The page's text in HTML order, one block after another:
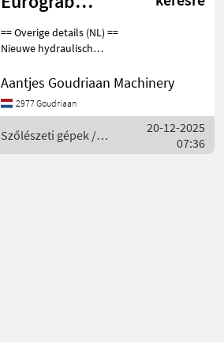
heggenschaar
== Overige details (NL) ==
Nieuwe hydraulisch
Haagknipper in diverse
breedtes. SK150-2 150 cm
breed, knipdiameter max
Aantjes Goudriaan Machinery
2977 Goudriaan
Szőlészeti gépek /
Sonstige
20-12-2025
07:36